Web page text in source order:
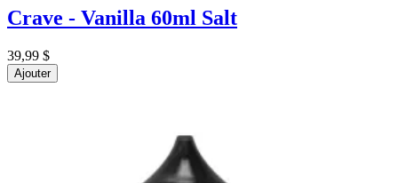
Crave - Vanilla 60ml Salt
39,99 $
Ajouter